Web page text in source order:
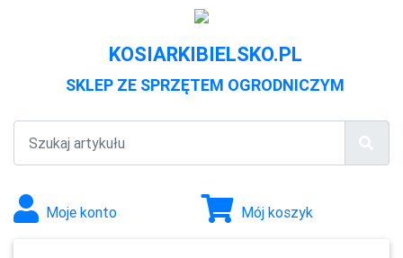
KOSIARKIBIELSKO.PL
SKLEP ZE SPRZĘTEM OGRODNICZYM
Moje konto Mój koszyk